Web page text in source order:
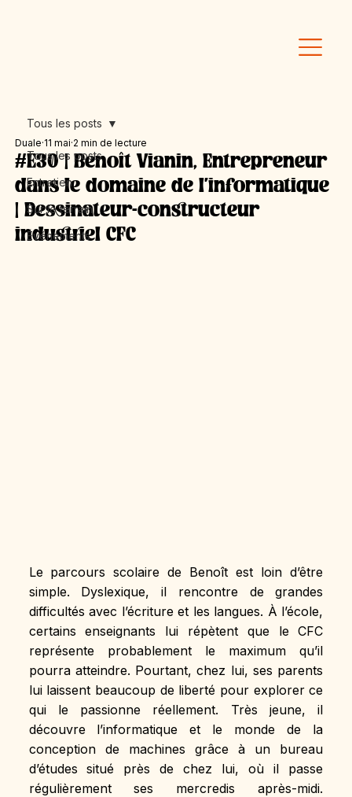
Tous les posts
Entretien
Sur le terrain
Événements
Tous les posts
#E30 | Benoît Vianin, Entrepreneur
dans le domaine de l'informatique
| Dessinateur-constructeur
industriel CFC
Duale 11 mai 2 min de lecture
Le parcours scolaire de Benoît est loin d’être
simple. Dyslexique, il rencontre de grandes
difficultés avec l’écriture et les langues. À l’école,
certains enseignants lui répètent que le CFC
représente probablement le maximum qu’il
pourra atteindre. Pourtant, chez lui, ses parents
lui laissent beaucoup de liberté pour explorer ce
qui le passionne réellement. Très jeune, il
découvre l’informatique et le monde de la
conception de machines grâce à un bureau
d’études situé près de chez lui, où il passe
régulièrement ses mercredis après-midi.